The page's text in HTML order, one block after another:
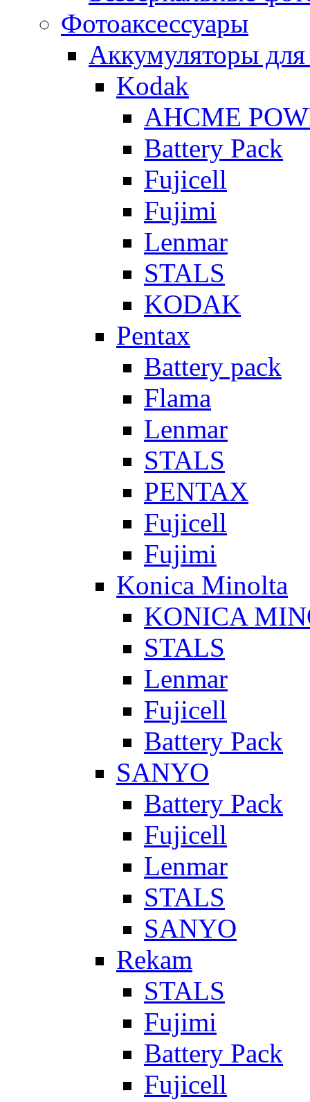
Фотоаксессуары
Аккумуляторы для
Kodak
AHCME
Battery Pack
Fujicell
Fujimi
Lenmar
STALS
KODAK
Pentax
Battery pack
Flama
Lenmar
STALS
PENTAX
Fujicell
Fujimi
Konica Minolta
KONICA
STALS
Lenmar
Fujicell
Battery Pack
SANYO
Battery Pack
Fujicell
Lenmar
STALS
SANYO
Rekam
STALS
Fujimi
Battery Pack
Fujicell